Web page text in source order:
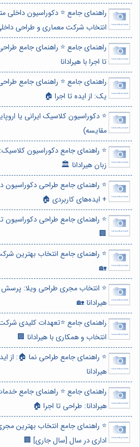
راهنمای جامع ⭐️ دکوراسیون داخلی
انتخاب شرکت معماری و طراحی
راهنمای جامع ⭐️ راهنمای جامع
تا اجرا با هیرادانا
راهنمای جامع ⭐️ راهنمای جامع
یک: از ایده تا اجرا 🏠
⭐️ دکوراسیون کلاسیک ایرانی یا
مقایسه)
⭐️ راهنمای جامع دکوراسیون
زبان هیرادانا 🏛️
⭐️ راهنمای جامع طراحی
+ ایده‌های کاربردی 🏠
⭐️ راهنمای جامع طراحی دکوراسیون
🏢
⭐️ راهنمای جامع انتخاب بهترین
🏡
⭐️ انتخاب مجری طراحی ویلا:
هیرادانا 🏡
راهنمای جامع ⭐️تعهدات کلیدی
انتخاب و همکاری با هیرادانا 🏢
⭐️ راهنمای جامع طراحی نما 🏠: از
هیرادانا
راهنمای جامع ⭐️ راهنمای جامع
هیرادانا: طراحی تا اجرا 🏠
⭐️ راهنمای جامع انتخاب بهترین
اداری در سال [سال جاری] 🏢